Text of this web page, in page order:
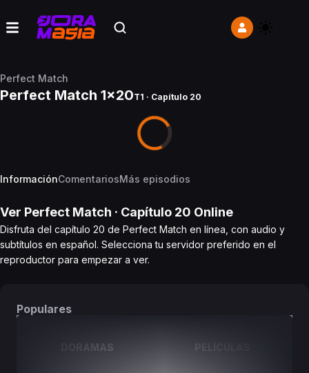
Perfect Match
Perfect Match 1x20T1 · Capítulo 20
InformaciónComentariosMás episodios
Ver Perfect Match · Capítulo 20 Online
Disfruta del capítulo 20 de Perfect Match en línea, con audio y
subtítulos en español. Selecciona tu servidor preferido en el
reproductor para empezar a ver.
Populares
DORAMAS PELÍCULAS